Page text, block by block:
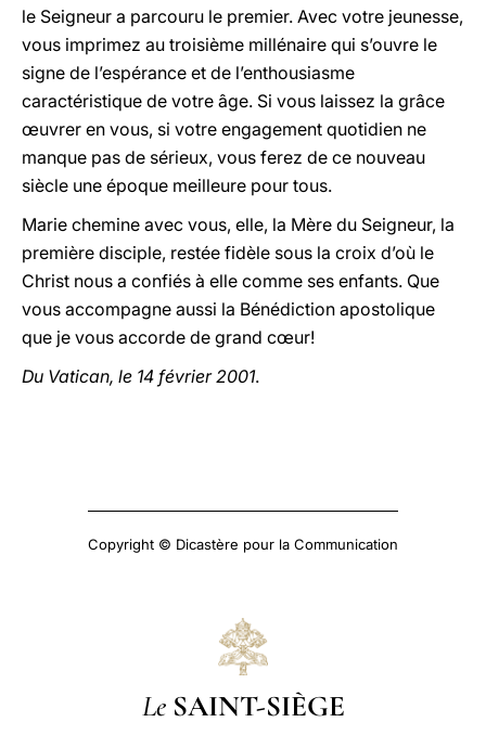
le Seigneur a parcouru le premier. Avec votre jeunesse,
vous imprimez au troisième millénaire qui s’ouvre le
signe de l’espérance et de l’enthousiasme
caractéristique de votre âge. Si vous laissez la grâce
œuvrer en vous, si votre engagement quotidien ne
manque pas de sérieux, vous ferez de ce nouveau
siècle une époque meilleure pour tous.
Marie chemine avec vous, elle, la Mère du Seigneur, la
première disciple, restée fidèle sous la croix d’où le
Christ nous a confiés à elle comme ses enfants. Que
vous accompagne aussi la Bénédiction apostolique
que je vous accorde de grand cœur!
Du Vatican, le 14 février 2001.
Copyright © Dicastère pour la Communication
Le SAINT-SIÈGE